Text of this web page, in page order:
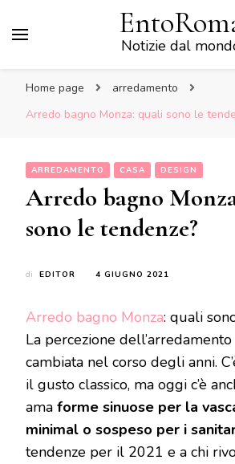
Notizie dal
Home page
arredamento
Arredo bagno Monza: quali sono le
ARREDAMENTO CASA DESIGN
Arredo bagno
sono le tendenze?
di EDITOR 4 GIUGNO 2021
Arredo bagno Monza: quali
La percezione
cambiata nel corso degli anni.
il gusto classico, ma oggi c’è
ama forme sinuose per la
minimal o sospeso per i
tendenze per il 2021 e a chi